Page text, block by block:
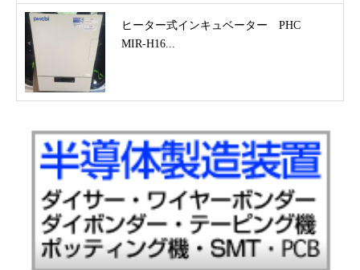
ヒーター式インキュベーター PHC
MIR-H16...